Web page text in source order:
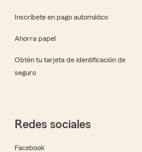
Inscríbete en pago automático
Ahorra papel
Obtén tu tarjeta de identificación de
seguro
Redes sociales
Facebook